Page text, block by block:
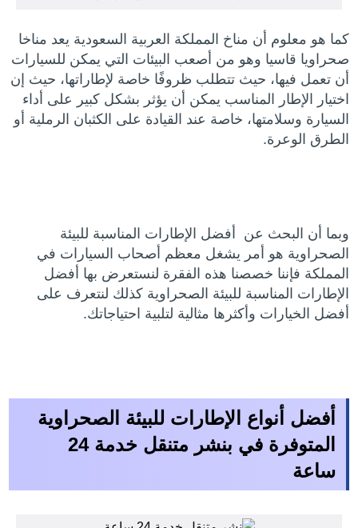
كما هو معلوم أن مناخ المملكة العربية السعودية يعد مناخا
صحراويا قاسيا وهو من أصعب البيئات التي يمكن للسيارات
أن تعمل فيها، حيث تتطلب ظروفًا خاصة لإطاراتها، حيث إن
اختيار الإطار المناسب يمكن أن يؤثر بشكل كبير على أداء
السيارة وسلامتها، خاصة عند القيادة على الكثبان الرملية أو
الطرق الوعرة.
وبما أن البحث عن أفضل الإطارات المناسبة للبيئة
الصحراوية هو أمر يشغل معظم أصحاب السيارات في
المملكة فإننا خصصنا هذه الفقرة لنستعرض بها أفضل
الإطارات المناسبة للبيئة الصحراوية كذلك لنتعرف على
أفضل الخيارات وأكثرها مثالية لتلبية احتياجاتك.
أفضل أنواع الإطارات للبيئة الصحراوية
المتوفرة في بنشر متنقل خدمة 24
ساعة